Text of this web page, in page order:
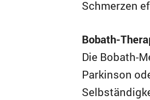
Schmerzen
Bobath-
Die Bobath-
Parkinson